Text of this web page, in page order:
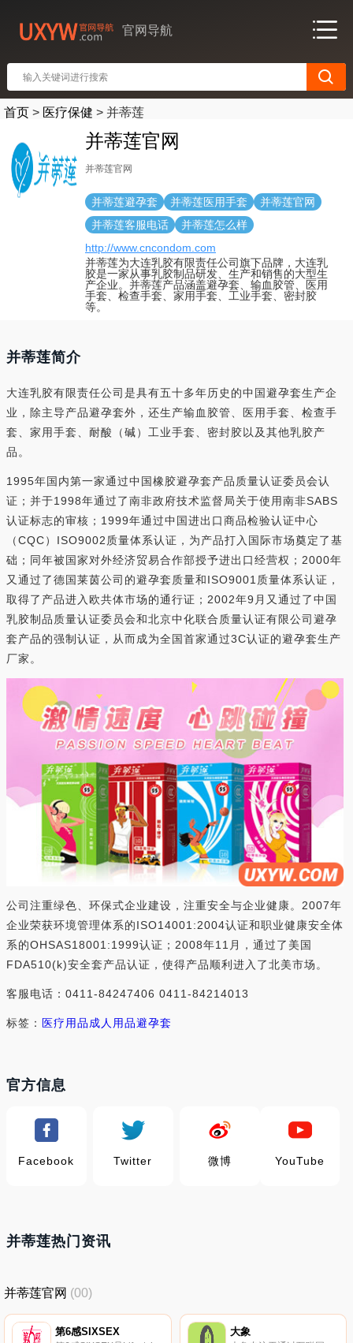
官网导航
首页 > 医疗保健 > 并蒂莲
并蒂莲官网
并蒂莲官网
并蒂莲避孕套 并蒂莲医用手套
并蒂莲官网
并蒂莲客服电话
并蒂莲怎么样
http://www.cncondom.com
并蒂莲为大连乳胶有限责任公司旗下品牌，大连乳
胶是一家从事乳胶制品研发、生产和销售的大型生
产企业。并蒂莲产品涵盖避孕套、输血胶管、医用
手套、检查手套、家用手套、工业手套、密封胶
等。
并蒂莲简介
大连乳胶有限责任公司是具有五十多年历史的中国避孕套生产企
业，除主导产品避孕套外，还生产输血胶管、医用手套、检查手
套、家用手套、耐酸（碱）工业手套、密封胶以及其他乳胶产
品。
1995年国内第一家通过中国橡胶避孕套产品质量认证委员会认
证；并于1998年通过了南非政府技术监督局关于使用南非SABS
认证标志的审核；1999年通过中国进出口商品检验认证中心
（CQC）ISO9002质量体系认证，为产品打入国际市场奠定了基
础；同年被国家对外经济贸易合作部授予进出口经营权；2000年
又通过了德国莱茵公司的避孕套质量和ISO9001质量体系认证，
取得了产品进入欧共体市场的通行证；2002年9月又通过了中国
乳胶制品质量认证委员会和北京中化联合质量认证有限公司避孕
套产品的强制认证，从而成为全国首家通过3C认证的避孕套生产
厂家。
公司注重绿色、环保式企业建设，注重安全与企业健康。2007年
企业荣获环境管理体系的ISO14001:2004认证和职业健康安全体
系的OHSAS18001:1999认证；2008年11月，通过了美国
FDA510(k)安全套产品认证，使得产品顺利进入了北美市场。
客服电话：0411-84247406 0411-84214013
标签： 医疗用品成人用品避孕套
官方信息
Facebook Twitter 微博 YouTube
并蒂莲热门资讯
并蒂莲官网 (00)
第6感SIXSEX 大象